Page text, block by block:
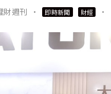
財週刊 · 即時新聞 財經 ·